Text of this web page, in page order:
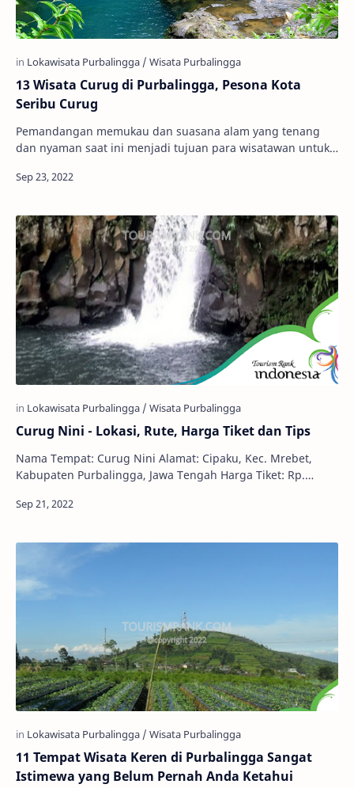
13 Wisata Curug di Purbalingga, Pesona Kota
Seribu Curug
Pemandangan memukau dan suasana alam yang tenang
dan nyaman saat ini menjadi tujuan para wisatawan untuk
Curug Nini - Lokasi, Rute, Harga Tiket dan Tips
Nama Tempat: Curug Nini Alamat: Cipaku, Kec. Mrebet,
Kabupaten Purbalingga, Jawa Tengah Harga Tiket: Rp.
11 Tempat Wisata Keren di Purbalingga Sangat
Istimewa yang Belum Pernah Anda Ketahui